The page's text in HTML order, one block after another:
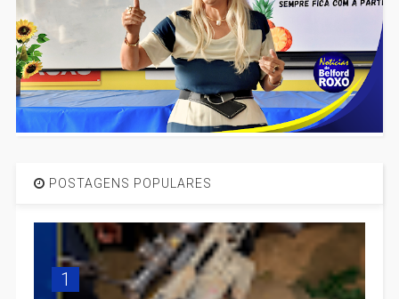
POSTAGENS POPULARES
1